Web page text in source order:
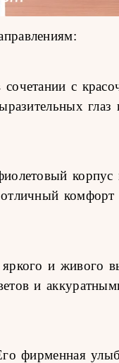
с
и живого
и
фирменная